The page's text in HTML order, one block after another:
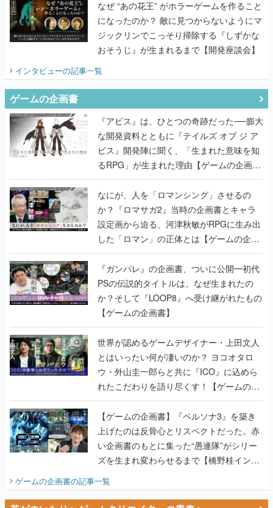
おそうじ』が生まれるまで【開発座談会】
インタビューの記事一覧
『アビス』は、ひとつの奇跡だった──膨大
な開発資料とともに『テイルズ オブ ジ ア
るRPG」が生まれた理由【ゲームの企画
書】
なにが、人を「ロマンシング」させるの
か？『ロマサガ2』当時の企画書とキャラ
設定画から迫る、河津秋敏がRPGに生み出
した「ロマン」の正体とは【ゲームの企画
書】
『ガンパレ』の企画書、ついに公開━初代
PSの伝説的タイトルは、なぜ生まれたの
か？そして『LOOP8』へ受け継がれたもの
【ゲームの企画書】
世界が認めるゲームデザイナー・上田文人
とはいったい何が凄いのか？ ヨコオタロ
ウ・外山圭一郎らと共に『ICO』に込めら
れたこだわりを語り尽くす！【ゲームの企
画書】
【ゲームの企画書】『ペルソナ3』を築き
上げたのは反骨心とリスペクトだった。赤
い企画書のもとに集った“愚連隊”がシリー
ズを生まれ変わらせるまで【橋野桂インタ
ビュー】
ゲームの企画書の記事一覧
若ゲのいたり〜ゲームクリエイターの青春〜
田中圭一のゲーム業界取材マンガ『若ゲの
いたり』第2巻が発売。『ポケモン』田尻